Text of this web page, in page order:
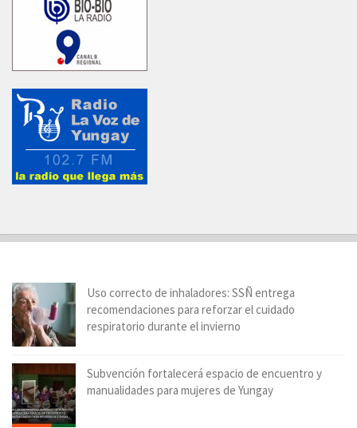
Uso correcto de inhaladores: SSÑ entrega
recomendaciones para reforzar el cuidado
respiratorio durante el invierno
Subvención fortalecerá espacio de encuentro y
manualidades para mujeres de Yungay